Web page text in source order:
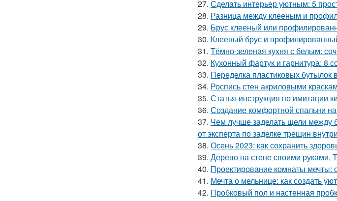
27. Сделать интерьер уютным: 5
28. Разница между клееным и
29. Брус клееный или
30. Клееный брус и
31. Тёмно-зеленая кухня с белым:
32. Кухонный фартук и гарнитура: 8
33. Переделка пластиковых бутылок
34. Роспись стен акриловыми
35. Статья-инструкция по имитации
36. Создание комфортной спальни
37. Чем лучше заделать щели между
от эксперта по заделке трещин
38. Осень 2023: как сохранить
39. Дерево на стене своими руками.
40. Проектирование комнаты
41. Мечта о мельнице: как создать
42. Пробковый пол и настенная